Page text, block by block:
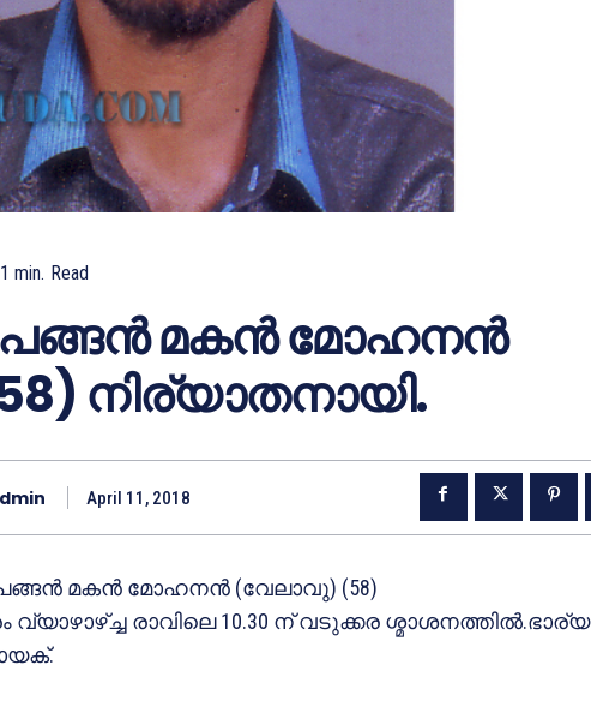
min. Read
മകന്‍ മോഹനന്‍
നിര്യാതനായി.
April 11, 2018
മകന്‍ മോഹനന്‍ (വേലാവു) (58)
രാവിലെ 10.30 ന് വടുക്കര ശ്മാശനത്തില്‍.ഭാര്യ